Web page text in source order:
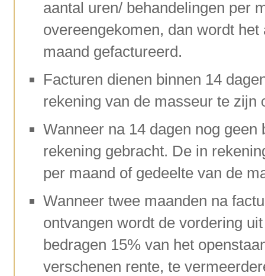
aantal uren/ behandelingen per
overeengekomen, dan wordt
maand gefactureerd.
Facturen dienen binnen 14
rekening van de masseur te zijn
Wanneer na 14 dagen nog
rekening gebracht. De in
per maand of gedeelte van de
Wanneer twee maanden na
ontvangen wordt de vordering
bedragen 15% van het
verschenen rente, te